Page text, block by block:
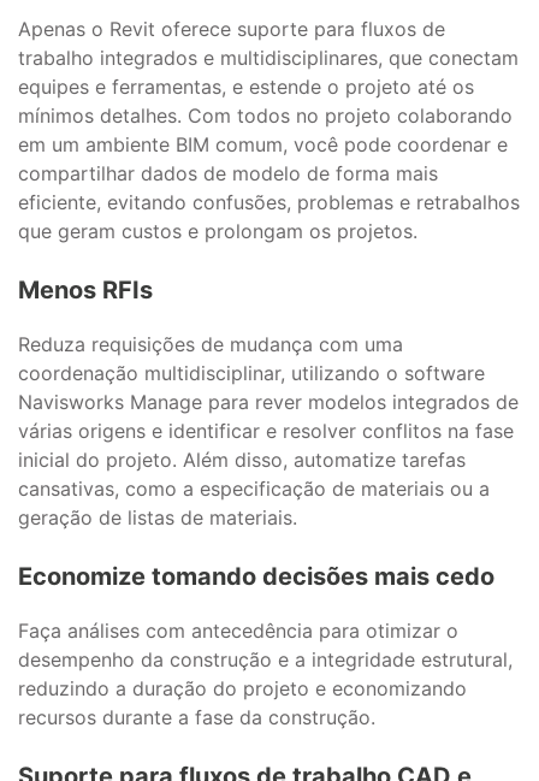
Apenas o Revit oferece suporte para fluxos de
trabalho integrados e multidisciplinares, que conectam
equipes e ferramentas, e estende o projeto até os
mínimos detalhes. Com todos no projeto colaborando
em um ambiente BIM comum, você pode coordenar e
compartilhar dados de modelo de forma mais
eficiente, evitando confusões, problemas e retrabalhos
que geram custos e prolongam os projetos.
Menos RFIs
Reduza requisições de mudança com uma
coordenação multidisciplinar, utilizando o software
Navisworks Manage para rever modelos integrados de
várias origens e identificar e resolver conflitos na fase
inicial do projeto. Além disso, automatize tarefas
cansativas, como a especificação de materiais ou a
geração de listas de materiais.
Economize tomando decisões mais cedo
Faça análises com antecedência para otimizar o
desempenho da construção e a integridade estrutural,
reduzindo a duração do projeto e economizando
recursos durante a fase da construção.